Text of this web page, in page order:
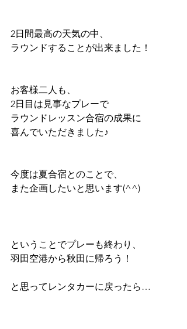
2日間最高の天気の中、
ラウンドすることが出来ました！
お客様二人も、
2日目は見事なプレーで
ラウンドレッスン合宿の成果に
喜んでいただきました♪
今度は夏合宿とのことで、
また企画したいと思います(^^)
ということでプレーも終わり、
羽田空港から秋田に帰ろう！
と思ってレンタカーに戻ったら…